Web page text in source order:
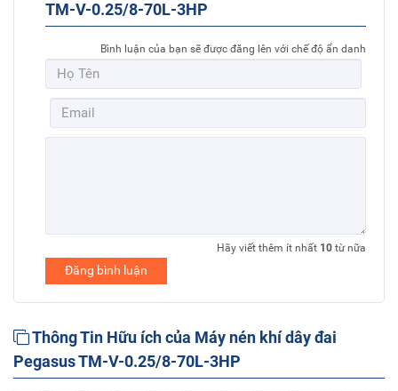
TM-V-0.25/8-70L-3HP
Bình luận của bạn sẽ được đăng lên với chế độ ẩn danh
Hãy viết thêm ít nhất 10 từ nữa
Đăng bình luận
Thông Tin Hữu ích của Máy nén khí dây đai
Pegasus TM-V-0.25/8-70L-3HP